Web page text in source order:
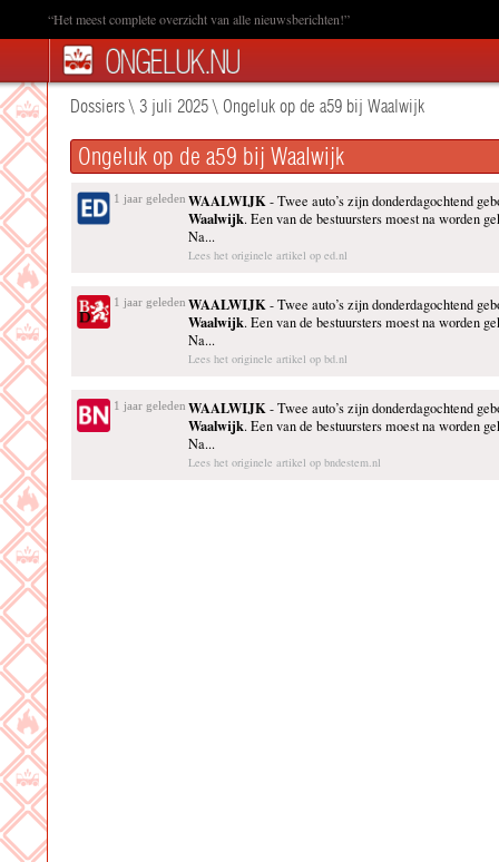
“Het meest complete overzicht van alle nieuwsberichten!”
Dossiers\ 3 juli 2025\ Ongeluk op de a59 bij Waalwijk
Ongeluk op de a59 bij Waalwijk
1 jaar geleden WAALWIJK- Twee auto’s zijn donderdagochtend
Waalwijk. Een van de bestuursters moest na worden
Na...
Lees het originele artikel op ed.nl
1 jaar geleden WAALWIJK- Twee auto’s zijn donderdagochtend
Waalwijk. Een van de bestuursters moest na worden
Na...
Lees het originele artikel op bd.nl
1 jaar geleden WAALWIJK- Twee auto’s zijn donderdagochtend
Waalwijk. Een van de bestuursters moest na worden
Na...
Lees het originele artikel op bndestem.nl